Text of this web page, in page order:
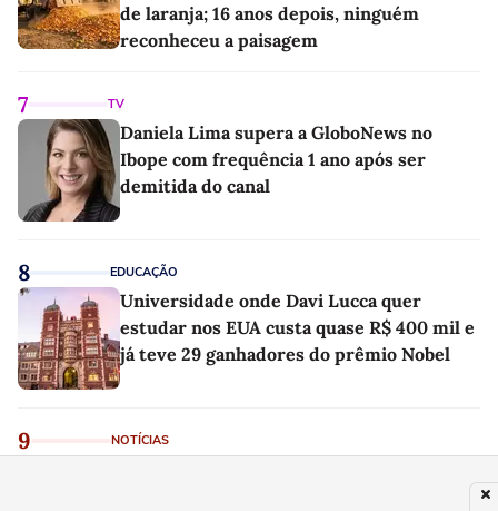
de laranja; 16 anos depois, ninguém
reconheceu a paisagem
7 TV
Daniela Lima supera a GloboNews no
Ibope com frequência 1 ano após ser
demitida do canal
8 EDUCAÇÃO
Universidade onde Davi Lucca quer
estudar nos EUA custa quase R$ 400 mil e
já teve 29 ganhadores do prêmio Nobel
9 NOTÍCIAS